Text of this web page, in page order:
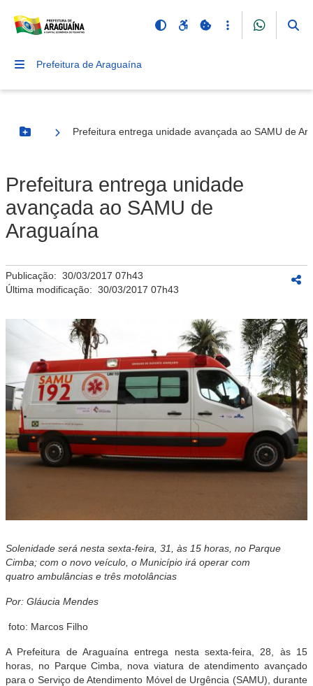
Prefeitura de Araguaína
Botão Menu
Prefeitura entrega unidade avançada ao SAMU de
Prefeitura entrega unidade
avançada ao SAMU de
Araguaína
Publicação: 30/03/2017 07h43
Última modificação: 30/03/2017 07h43
Solenidade será nesta sexta-feira, 31, às 15 horas, no Parque
Cimba; com o novo veículo, o Município irá operar com
quatro ambulâncias e três motolâncias
Por: Gláucia Mendes
foto: Marcos Filho
A Prefeitura de Araguaína entrega nesta sexta-feira, 28, às 15
horas, no Parque Cimba, nova viatura de atendimento avançado
para o Serviço de Atendimento Móvel de Urgência (SAMU), durante